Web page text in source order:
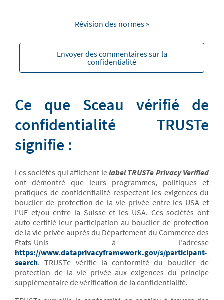
Révision des normes »
Envoyer des commentaires sur la
confidentialité
Ce que Sceau vérifié de
confidentialité TRUSTe
signifie :
Les sociétés qui affichent lelabel TRUSTe Privacy Verified
ont démontré que leurs programmes, politiques et
pratiques de confidentialité respectent les exigences du
bouclier de protection de la vie privée entre les USA et
l'UE et/ou entre la Suisse et les USA. Ces sociétés ont
auto-certifié leur participation au bouclier de protection
de la vie privée auprès du Département du Commerce des
États-Unis à l'adresse
https://www.dataprivacyframework.gov/s/participant-
search. TRUSTe vérifie la conformité du bouclier de
protection de la vie privée aux exigences du principe
supplémentaire de vérification de la confidentialité.